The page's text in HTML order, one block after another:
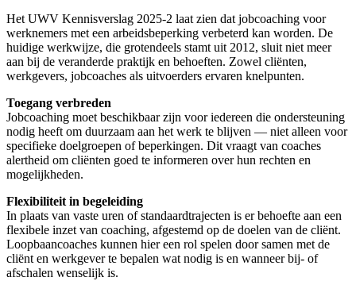
Het UWV Kennisverslag 2025-2 laat zien dat jobcoaching voor
werknemers met een arbeidsbeperking verbeterd kan worden. De
huidige werkwijze, die grotendeels stamt uit 2012, sluit niet meer
aan bij de veranderde praktijk en behoeften. Zowel cliënten,
werkgevers, jobcoaches als uitvoerders ervaren knelpunten.
Toegang verbreden
Jobcoaching moet beschikbaar zijn voor iedereen die ondersteuning
nodig heeft om duurzaam aan het werk te blijven — niet alleen voor
specifieke doelgroepen of beperkingen. Dit vraagt van coaches
alertheid om cliënten goed te informeren over hun rechten en
mogelijkheden.
Flexibiliteit in begeleiding
In plaats van vaste uren of standaardtrajecten is er behoefte aan een
flexibele inzet van coaching, afgestemd op de doelen van de cliënt.
Loopbaancoaches kunnen hier een rol spelen door samen met de
cliënt en werkgever te bepalen wat nodig is en wanneer bij- of
afschalen wenselijk is.